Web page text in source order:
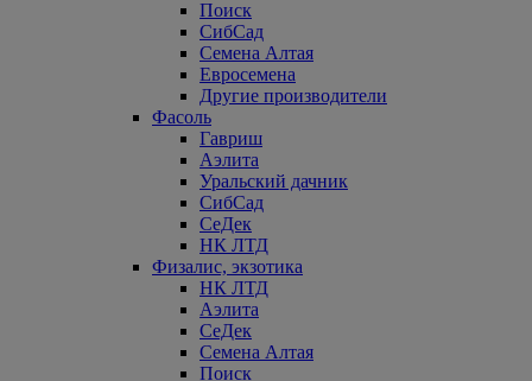
Поиск
СибСад
Семена Алтая
Евросемена
Другие производители
Фасоль
Гавриш
Аэлита
Уральский дачник
СибСад
СеДек
НК ЛТД
Физалис, экзотика
НК ЛТД
Аэлита
СеДек
Семена Алтая
Поиск